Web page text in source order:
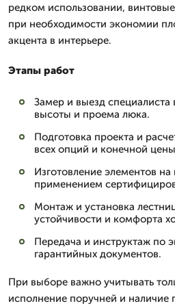
редком использовании,
при необходимости экономии
акцента в интерьере.
Этапы работ
Замер и выезд специалиста
высоты и проема люка.
Подготовка проекта и
всех опций и конечной
Изготовление элементов на
применением
Монтаж и установка
устойчивости и комфорта
Передача и инструктаж по
гарантийных документов.
При выборе важно учитывать
исполнение поручней и наличие